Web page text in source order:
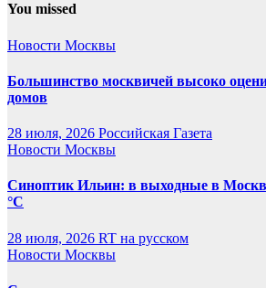
You missed
Новости Москвы
Большинство москвичей высоко
домов
28 июля, 2026 Российская Газета
Новости Москвы
Синоптик Ильин: в выходные в
°C
28 июля, 2026 RT на русском
Новости Москвы